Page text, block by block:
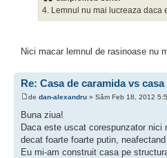
4. Lemnul nu mai lucreaza daca
Nici macar lemnul de rasinoase nu
Re: Casa de caramida vs
de dan-alexandru » Sâm Feb 18, 2012
Buna ziua!
Daca este uscat corespunzator
decat foarte foarte putin,
Eu mi-am construit casa pe